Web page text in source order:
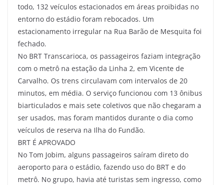
todo, 132 veículos estacionados em áreas proibidas no
entorno do estádio foram rebocados. Um
estacionamento irregular na Rua Barão de Mesquita foi
fechado.
No BRT Transcarioca, os passageiros faziam integração
com o metrô na estação da Linha 2, em Vicente de
Carvalho. Os trens circulavam com intervalos de 20
minutos, em média. O serviço funcionou com 13 ônibus
biarticulados e mais sete coletivos que não chegaram a
ser usados, mas foram mantidos durante o dia como
veículos de reserva na Ilha do Fundão.
BRT É APROVADO
No Tom Jobim, alguns passageiros saíram direto do
aeroporto para o estádio, fazendo uso do BRT e do
metrô. No grupo, havia até turistas sem ingresso, como